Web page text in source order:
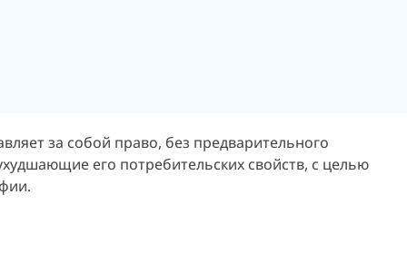
за собой право, без предварительного
его потребительских свойств, с целью